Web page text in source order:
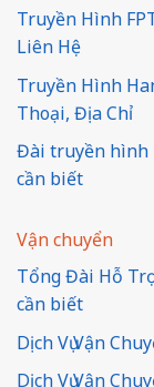
Truyền Hình
Liên Hệ
Truyền Hình
Thoại, Địa Chỉ
Đài truyền hình
cần biết
Vận chuyển
Tổng Đài Hỗ
cần biết
Dịch Vụ Vận
Dịch Vụ Vận